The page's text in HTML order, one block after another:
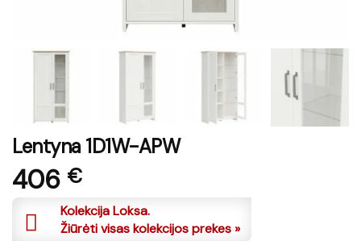
Lentyna 1D1W-APW
406 €
Kolekcija Loksa.
Žiūrėti visas kolekcijos prekes »